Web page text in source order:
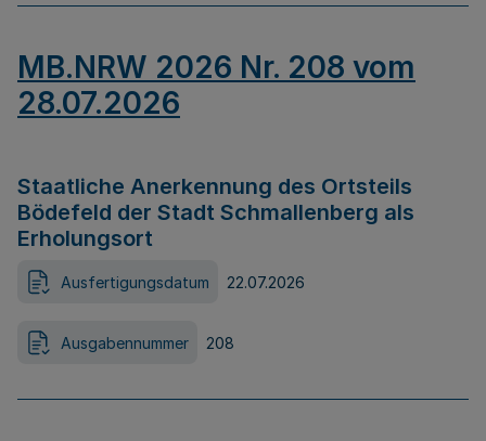
MB.NRW 2026 Nr. 208 vom
28.07.2026
Staatliche Anerkennung des Ortsteils
Bödefeld der Stadt Schmallenberg als
Erholungsort
Ausfertigungsdatum 22.07.2026
Ausgabennummer 208